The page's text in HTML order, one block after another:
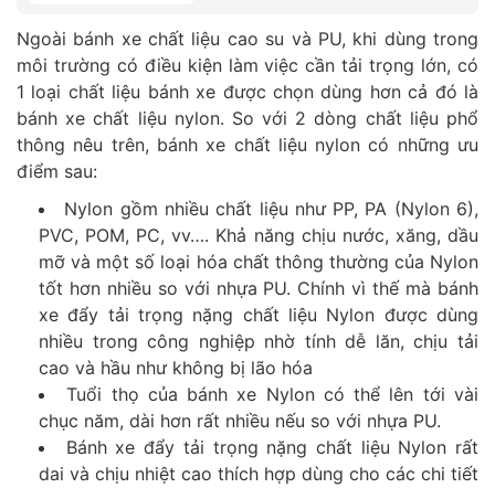
Ngoài bánh xe chất liệu cao su và PU, khi dùng trong
môi trường có điều kiện làm việc cần tải trọng lớn, có
1 loại chất liệu bánh xe được chọn dùng hơn cả đó là
bánh xe chất liệu nylon. So với 2 dòng chất liệu phổ
thông nêu trên, bánh xe chất liệu nylon có những ưu
điểm sau:
Nylon gồm nhiều chất liệu như PP, PA (Nylon 6),
PVC, POM, PC, vv…. Khả năng chịu nước, xăng, dầu
mỡ và một số loại hóa chất thông thường của Nylon
tốt hơn nhiều so với nhựa PU. Chính vì thế mà bánh
xe đẩy tải trọng nặng chất liệu Nylon được dùng
nhiều trong công nghiệp nhờ tính dễ lăn, chịu tải
cao và hầu như không bị lão hóa
Tuổi thọ của bánh xe Nylon có thể lên tới vài
chục năm, dài hơn rất nhiều nếu so với nhựa PU.
Bánh xe đẩy tải trọng nặng chất liệu Nylon rất
dai và chịu nhiệt cao thích hợp dùng cho các chi tiết